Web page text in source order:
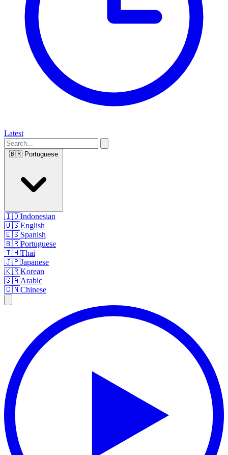
Latest
🇧🇷 Portuguese
🇮🇩Indonesian
🇺🇸English
🇪🇸Spanish
🇧🇷Portuguese
🇹🇭Thai
🇯🇵Japanese
🇰🇷Korean
🇸🇦Arabic
🇨🇳Chinese